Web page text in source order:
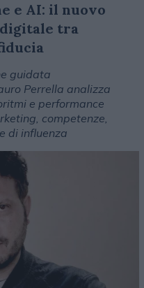
e AI: il nuovo
tra
guidata
Perrella analizza
e performance
competenze,
di influenza